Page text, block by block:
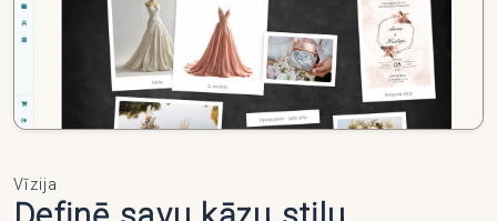
EN RU Ienākt
Vīzija